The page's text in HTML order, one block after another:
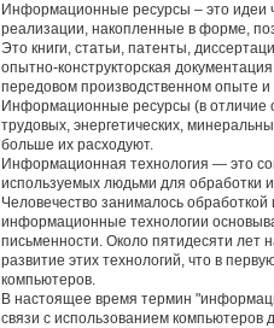
Информационные ресурсы – это идеи
реализации, накопленные в форме,
Это книги, статьи, патенты,
опытно-конструкторская
передовом производственном опыте и
Информационные ресурсы (в отличие
трудовых, энергетических,
больше их расходуют.
Информационная технология — это
используемых людьми для обработки
Человечество занималось
информационные технологии
письменности. Около пятидесяти лет
развитие этих технологий, что в
компьютеров.
В настоящее время термин
связи с использованием